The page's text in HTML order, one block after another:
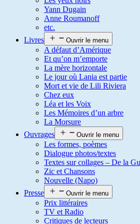
Yann Dugain
Anne Roumanoff
etc.
Livres
Ouvrir le menu
A défaut d’Amérique
Et qu’on m’emporte
La mère horizontale
Le jour où Lania est partie
Mort et vie de Lili Riviera
Chez eux
Léa et les Voix
Les Mémoires d’un arbre
La Morsure
Ouvrages
Ouvrir le menu
Les formes, poèmes
Dialogue photos/textes
Textes sur collages – De la
Zic et Chansons
Nouvelle (Napo)
Presse
Ouvrir le menu
Prix littéraires
TV et Radio
Critiques de lecteurs